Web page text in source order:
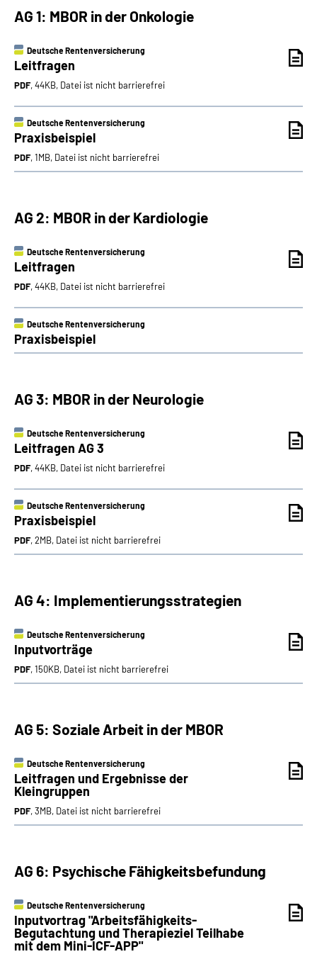
AG 1: MBOR in der Onkologie
Deutsche Rentenversicherung
Leitfragen
PDF, 44KB, Datei ist nicht barrierefrei
Deutsche Rentenversicherung
Praxisbeispiel
PDF, 1MB, Datei ist nicht barrierefrei
AG 2: MBOR in der Kardiologie
Deutsche Rentenversicherung
Leitfragen
PDF, 44KB, Datei ist nicht barrierefrei
Deutsche Rentenversicherung
Praxisbeispiel
AG 3: MBOR in der Neurologie
Deutsche Rentenversicherung
Leitfragen AG 3
PDF, 44KB, Datei ist nicht barrierefrei
Deutsche Rentenversicherung
Praxisbeispiel
PDF, 2MB, Datei ist nicht barrierefrei
AG 4: Implementierungsstrategien
Deutsche Rentenversicherung
Inputvorträge
PDF, 150KB, Datei ist nicht barrierefrei
AG 5: Soziale Arbeit in der MBOR
Deutsche Rentenversicherung
Leitfragen und Ergebnisse der
Kleingruppen
PDF, 3MB, Datei ist nicht barrierefrei
AG 6: Psychische Fähigkeitsbefundung
Deutsche Rentenversicherung
Inputvortrag "Arbeitsfähigkeits-
Begutachtung und Therapieziel Teilhabe
mit dem Mini-ICF-APP"